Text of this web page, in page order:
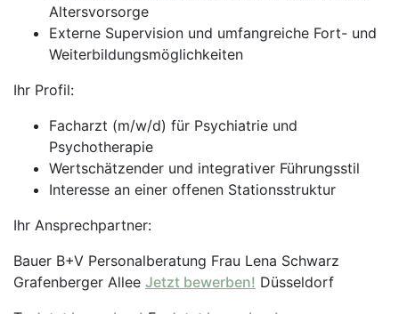
Altersvorsorge
Externe Supervision und umfangreiche Fort- und
Weiterbildungsmöglichkeiten
Ihr Profil:
Facharzt (m/w/d) für Psychiatrie und
Psychotherapie
Wertschätzender und integrativer Führungsstil
Interesse an einer offenen Stationsstruktur
Ihr Ansprechpartner:
Bauer B+V Personalberatung Frau Lena Schwarz
Grafenberger Allee Jetzt bewerben! Düsseldorf